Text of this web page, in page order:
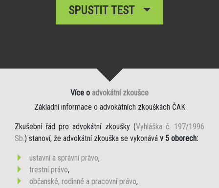
SPUSTIT TEST
Více o advokátní zkoušce
Základní informace o advokátních zkouškách ČAK
Zkušební řád pro advokátní zkoušky (Vyhláška č. 197/1996
Sb.) stanoví, že advokátní zkouška se vykonává v 5 oborech:
ústavní a správní právo,
trestní právo,
občanské, rodinné a pracovní právo,